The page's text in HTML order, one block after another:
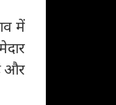
में
और